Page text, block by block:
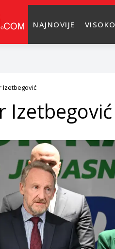
NAJNOVIJE VISOKO
Izetbegović
Izetbegović